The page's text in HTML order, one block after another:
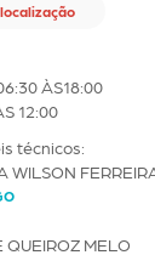
ÀS18:00
12:00
técnicos:
WILSON
QUEIROZ MELO